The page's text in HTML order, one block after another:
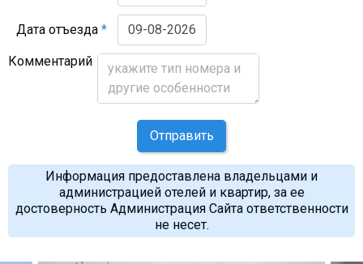
Дата отъезда*
Комментарий
Отправить
Информация предоставлена владельцами и
администрацией отелей и квартир, за ее
достоверность Администрация Сайта ответственности
не несет.